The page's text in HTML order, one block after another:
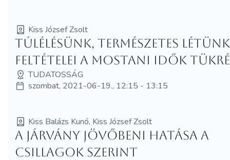
Kiss József Zsolt
Túlélésünk, természetes létünk
feltételei a mostani idők
TUDATOSSÁG
szombat, 2021-06-19., 12:15 - 13:15
Kiss Balázs Kunó, Kiss József Zsolt
A járvány jövőbeni hatása a
csillagok szerint